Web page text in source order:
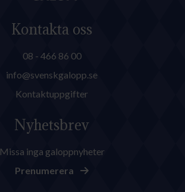
Kontakta oss
08 - 466 86 00
info@svenskgalopp.se
Kontaktuppgifter
Nyhetsbrev
Missa inga galoppnyheter
Prenumerera